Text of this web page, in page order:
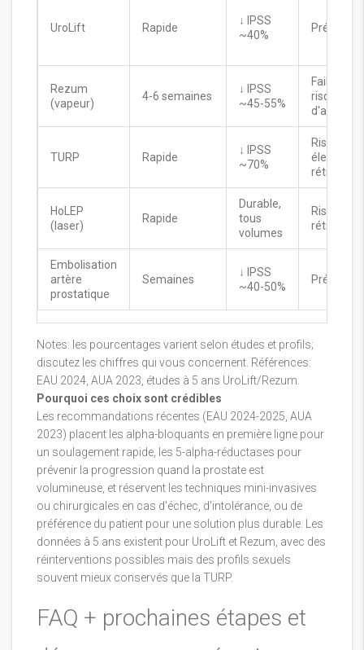
UroLift Rapide
↓ IPSS
~40%
Préservée
Rezum
(vapeur)
4-6 semaines
↓ IPSS
~45-55%
Faible
risque
TURP Rapide
↓ IPSS
~70%
Risque
élevé
HoLEP
(laser)
Rapide
Durable,
tous
volumes
Risque
Embolisation
artère
prostatique
Semaines
↓ IPSS
~40-50%
Préservée
Notes: les pourcentages varient selon études et profils;
discutez les chiffres qui vous concernent. Références:
EAU 2024, AUA 2023, études à 5 ans UroLift/Rezum.
Pourquoi ces choix sont crédibles
Les recommandations récentes (EAU 2024-2025, AUA
2023) placent les alpha-bloquants en première ligne pour
un soulagement rapide, les 5-alpha-réductases pour
prévenir la progression quand la prostate est
volumineuse, et réservent les techniques mini-invasives
ou chirurgicales en cas d'échec, d'intolérance, ou de
préférence du patient pour une solution plus durable. Les
données à 5 ans existent pour UroLift et Rezum, avec des
réinterventions possibles mais des profils sexuels
souvent mieux conservés que la TURP.
FAQ + prochaines étapes et